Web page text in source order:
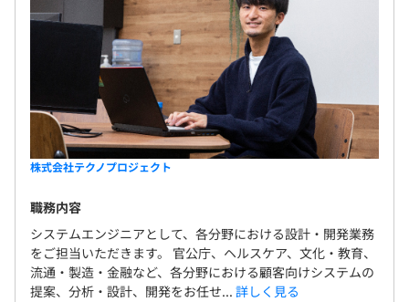
株式会社テクノプロジェクト
職務内容
システムエンジニアとして、各分野における設計・開発業務
をご担当いただきます。 官公庁、ヘルスケア、文化・教育、
流通・製造・金融など、各分野における顧客向けシステムの
提案、分析・設計、開発をお任せ... 詳しく見る